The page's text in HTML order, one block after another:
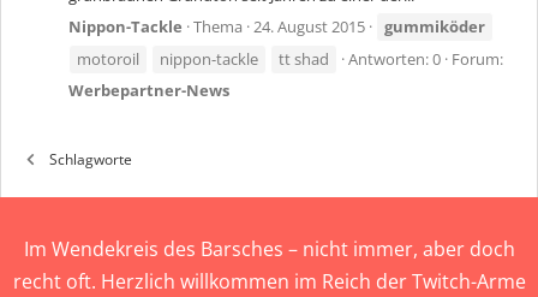
Nippon-Tackle Thema 24. August 2015
gummiköder
motoroil
nippon-tackle tt shad Antworten: 0 Forum:
Werbepartner-News
Schlagworte
Im Wendekreis des Barsches – nicht immer, aber doch
recht oft. Herzlich willkommen im Reich der Twitch-Arme